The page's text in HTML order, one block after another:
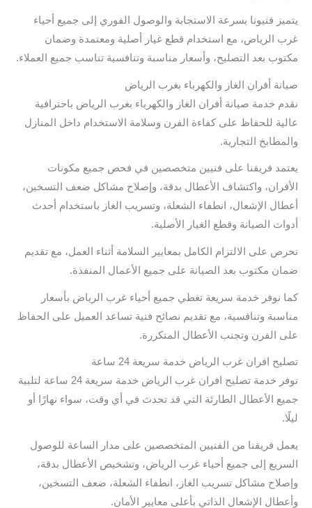
يتميز فنيونا بسرعة الاستجابة والوصول الفوري إلى جميع أحياء
غرب الرياض، مع استخدام قطع غيار أصلية ومعتمدة وضمان
مكتوب بعد التصليح، وأسعار مناسبة وتنافسية تناسب جميع العملاء.
صيانة أفران الغاز والكهرباء بغرب الرياض
نقدم خدمة صيانة أفران الغاز والكهرباء بغرب الرياض باحترافية
عالية للحفاظ على كفاءة الفرن وسلامة الاستخدام داخل المنازل
والمطابخ التجارية.
يعتمد فريقنا على فنيين متخصصين في فحص جميع مكونات
الأفران، واكتشاف الأعطال بدقة، وإصلاح مشاكل ضعف التسخين،
أعطال الإشعال، انطفاء الشعلة، وتسريب الغاز باستخدام أحدث
أدوات الصيانة وقطع الغيار الأصلية.
نحرص على الالتزام الكامل بمعايير السلامة أثناء العمل، مع تقديم
ضمان مكتوب بعد الصيانة على جميع الأعمال المنفذة.
كما نوفر خدمة سريعة تغطي جميع أحياء غرب الرياض بأسعار
مناسبة وتنافسية، مع تقديم نصائح فنية تساعد العميل على الحفاظ
على الفرن وتجنب الأعطال المتكررة.
تصليح افران غرب الرياض خدمة سريعة 24 ساعة
نوفر خدمة تصليح افران غرب الرياض خدمة سريعة 24 ساعة لتلبية
جميع الأعطال الطارئة التي قد تحدث في أي وقت، سواء نهارًا أو
ليلًا.
يعمل فريقنا من الفنيين المتخصصين على مدار الساعة للوصول
السريع إلى جميع أحياء غرب الرياض، وتشخيص الأعطال بدقة،
وإصلاح مشاكل تسريب الغاز، انطفاء الشعلة، ضعف التسخين،
وأعطال الإشعال الذاتي بأعلى معايير الأمان.